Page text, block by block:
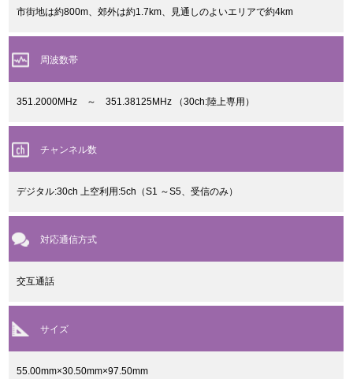
市街地は約800m、郊外は約1.7km、見通しのよいエリアで約4km
周波数帯
351.2000MHz ～ 351.38125MHz （30ch:陸上専用）
チャンネル数
デジタル:30ch 上空利用:5ch（S1 ～S5、受信のみ）
対応通信方式
交互通話
サイズ
55.00mm×30.50mm×97.50mm